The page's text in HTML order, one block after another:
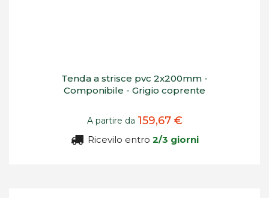
Tenda a strisce pvc 2x200mm -
Componibile - Grigio coprente
A partire da 159,67 €
Ricevilo entro 2/3 giorni